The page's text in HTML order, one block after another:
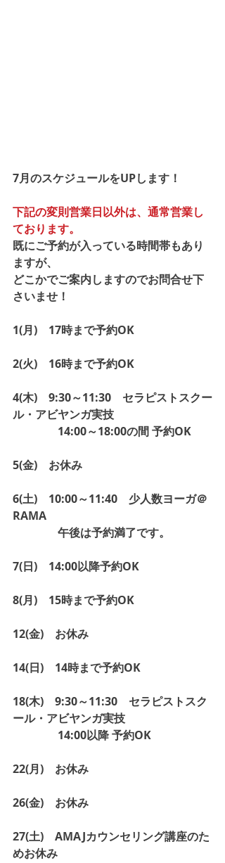
7月のスケジュールをUPします！
下記の変則営業日以外は、通常営業し
ております。
既にご予約が入っている時間帯もあり
ますが、
どこかでご案内しますのでお問合せ下
さいませ！
1(月)　17時まで予約OK
2(火)　16時まで予約OK
4(木)　9:30～11:30　セラピストスクー
ル・アビヤンガ実技
14:00～18:00の間 予約OK
5(金)　お休み
6(土)　10:00～11:40　少人数ヨーガ＠
RAMA
午後は予約満了です。
7(日)　14:00以降予約OK
8(月)　15時まで予約OK
12(金)　お休み
14(日)　14時まで予約OK
18(木)　9:30～11:30　セラピストスク
ール・アビヤンガ実技
14:00以降 予約OK
22(月)　お休み
26(金)　お休み
27(土)　AMAJカウンセリング講座のた
めお休み